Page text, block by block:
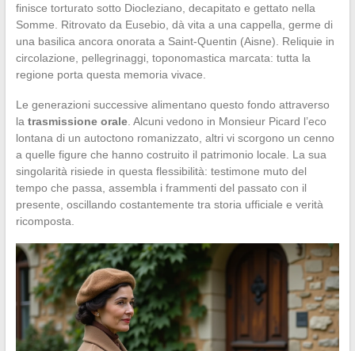
finisce torturato sotto Diocleziano, decapitato e gettato nella
Somme. Ritrovato da Eusebio, dà vita a una cappella, germe di
una basilica ancora onorata a Saint-Quentin (Aisne). Reliquie in
circolazione, pellegrinaggi, toponomastica marcata: tutta la
regione porta questa memoria vivace.
Le generazioni successive alimentano questo fondo attraverso
la trasmissione orale. Alcuni vedono in Monsieur Picard l’eco
lontana di un autoctono romanizzato, altri vi scorgono un cenno
a quelle figure che hanno costruito il patrimonio locale. La sua
singolarità risiede in questa flessibilità: testimone muto del
tempo che passa, assembla i frammenti del passato con il
presente, oscillando costantemente tra storia ufficiale e verità
ricomposta.